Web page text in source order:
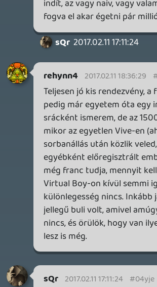
Stinger 2017.02.10 23:27:25 #04yj1
Készülés volt ma délután ezerrel, holnap
délelőtt 10-től várunk mindenkit sok
szeretettel ! (note: kora délután lesz a
legnagyobb roham, mi is akkor indítjuk a
bajnokságokat). Ja, említettem, hogy sok
érdekes dolgot lehet nyerni és kipróbálni ?